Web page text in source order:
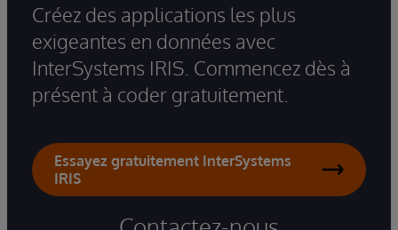
Créez des applications les plus
exigeantes en données avec
InterSystems IRIS. Commencez dès à
présent à coder gratuitement.
Essayez gratuitement InterSystems
IRIS